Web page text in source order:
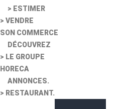
> ESTIMER
> VENDRE
SON COMMERCE
DÉCOUVREZ
> LE GROUPE
HORECA
ANNONCES.
> RESTAURANT.